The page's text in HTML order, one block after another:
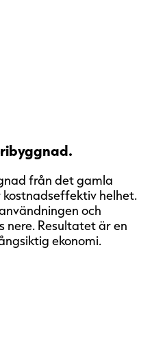
från det gamla
helhet.
och
Resultatet är en
ekonomi.